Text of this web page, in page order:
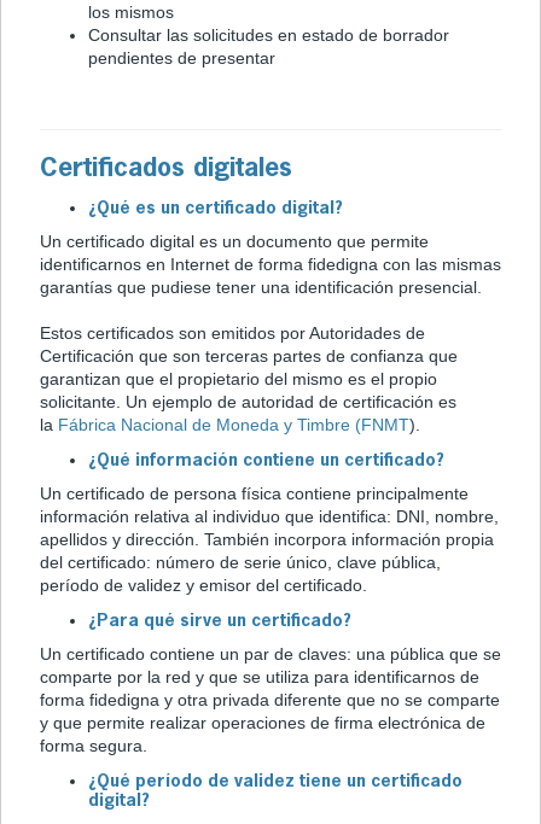
los mismos
Consultar las solicitudes en estado de borrador
pendientes de presentar
Certificados digitales
¿Qué es un certificado digital?
Un certificado digital es un documento que permite
identificarnos en Internet de forma fidedigna con las mismas
garantías que pudiese tener una identificación presencial.
Estos certificados son emitidos por Autoridades de
Certificación que son terceras partes de confianza que
garantizan que el propietario del mismo es el propio
solicitante. Un ejemplo de autoridad de certificación es
la Fábrica Nacional de Moneda y Timbre (FNMT).
¿Qué información contiene un certificado?
Un certificado de persona física contiene principalmente
información relativa al individuo que identifica: DNI, nombre,
apellidos y dirección. También incorpora información propia
del certificado: número de serie único, clave pública,
período de validez y emisor del certificado.
¿Para qué sirve un certificado?
Un certificado contiene un par de claves: una pública que se
comparte por la red y que se utiliza para identificarnos de
forma fidedigna y otra privada diferente que no se comparte
y que permite realizar operaciones de firma electrónica de
forma segura.
¿Qué período de validez tiene un certificado
digital?